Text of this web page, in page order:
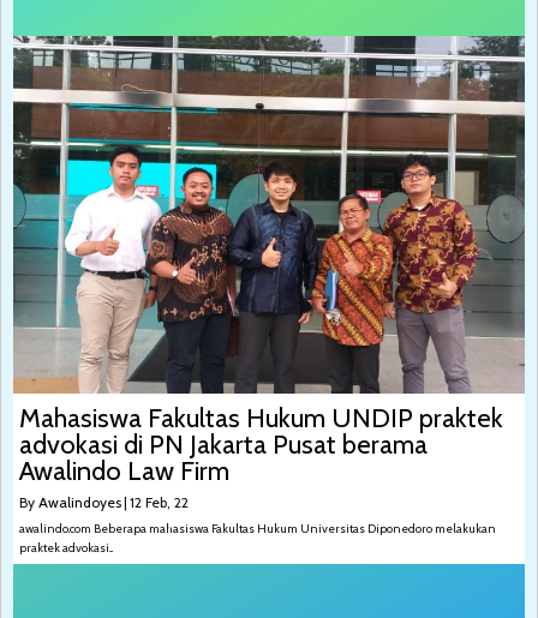
Mahasiswa Fakultas Hukum UNDIP praktek
advokasi di PN Jakarta Pusat berama
Awalindo Law Firm
By Awalindoyes| 12 Feb, 22
awalindo.com Beberapa mahasiswa Fakultas Hukum Universitas Diponedoro melakukan
praktek advokasi...